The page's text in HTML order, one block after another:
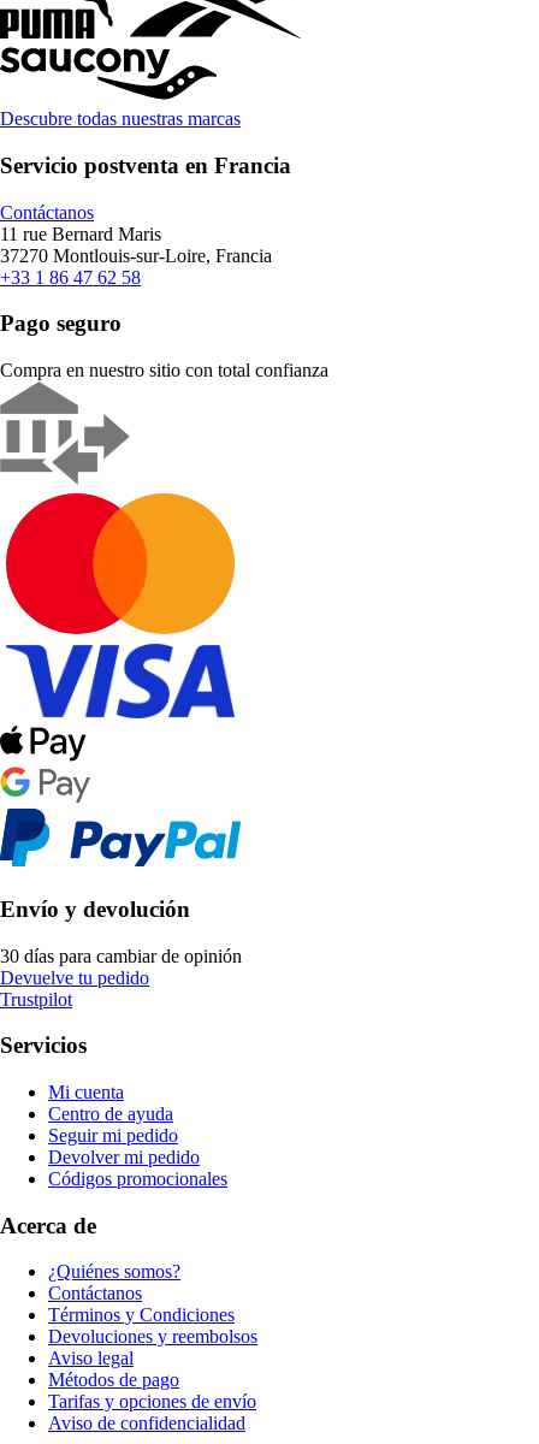
Descubre todas nuestras marcas
Servicio postventa en Francia
Contáctanos
11 rue Bernard Maris
37270 Montlouis-sur-Loire, Francia
+33 1 86 47 62 58
Pago seguro
Compra en nuestro sitio con total confianza
Envío y devolución
30 días para cambiar de opinión
Devuelve tu pedido
Trustpilot
Servicios
Mi cuenta
Centro de ayuda
Seguir mi pedido
Devolver mi pedido
Códigos promocionales
Acerca de
¿Quiénes somos?
Contáctanos
Términos y Condiciones
Devoluciones y reembolsos
Aviso legal
Métodos de pago
Tarifas y opciones de envío
Aviso de confidencialidad